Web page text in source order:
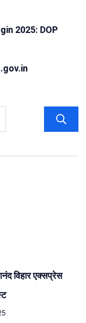
2025: DOP
विहार एक्सप्रेस